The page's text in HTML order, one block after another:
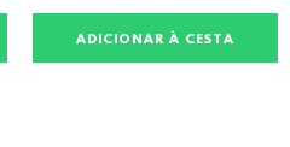
ADICIONAR À CESTA